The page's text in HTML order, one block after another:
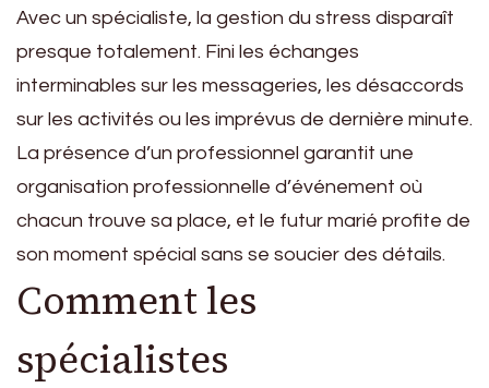
Avec un spécialiste, la gestion du stress disparaît
presque totalement. Fini les échanges
interminables sur les messageries, les désaccords
sur les activités ou les imprévus de dernière minute.
La présence d’un professionnel garantit une
organisation professionnelle d’événement où
chacun trouve sa place, et le futur marié profite de
son moment spécial sans se soucier des détails.
Comment les
spécialistes